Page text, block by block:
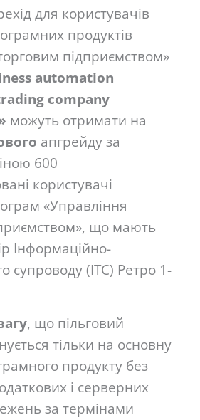
для користувачів
продуктів
підприємством»
automation
сompany
можуть отримати на
апгрейду за
600
користувачі
«Управління
що мають
Інформаційно-
супроводу (ІТС) Ретро 1-
, що пільговий
тільки на основну
продукту без
і серверних
за термінами